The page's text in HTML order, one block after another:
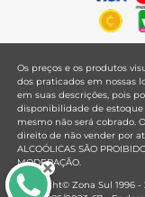
Os preços e os produtos
dos praticados em nossas
em suas descrições, pois
disponibilidade de
mesmo não será cobrado.
direito de não vender por
ALCOÓLICAS SÃO
MODERAÇÃO.
Copyright© Zona Sul 1996 -